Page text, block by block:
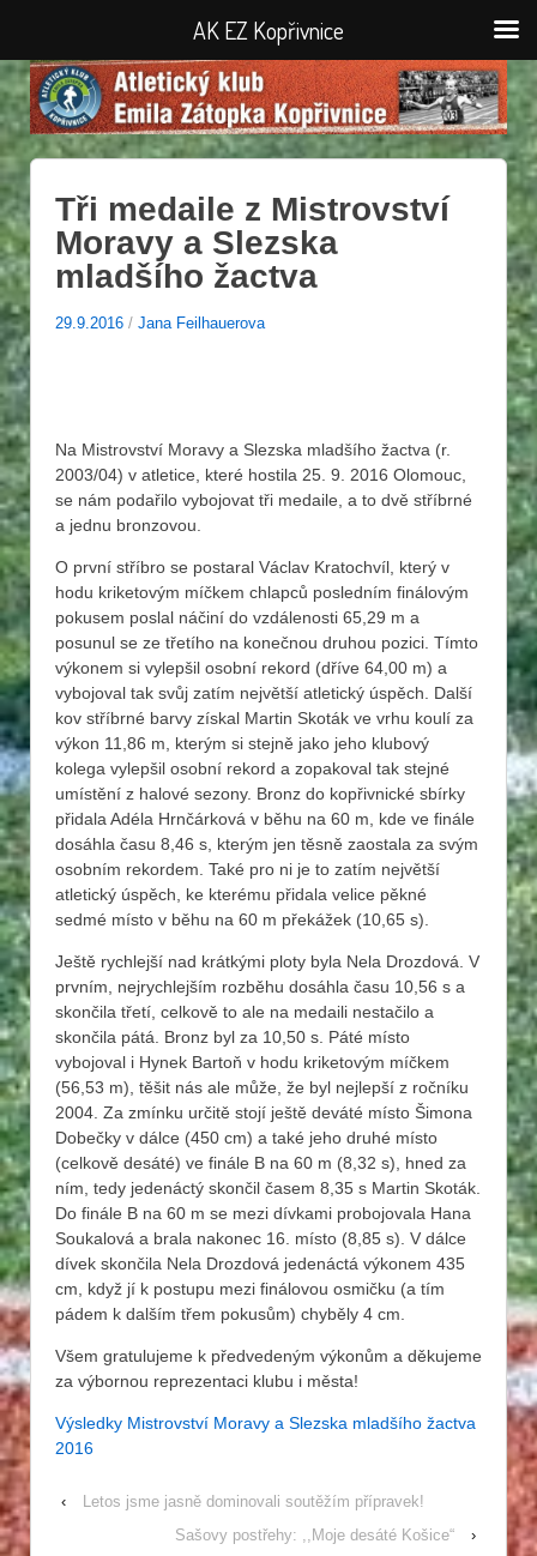
Tři medaile z Mistrovství
Moravy a Slezska
mladšího žactva
29.9.2016 / Jana Feilhauerova
Na Mistrovství Moravy a Slezska mladšího žactva (r.
2003/04) v atletice, které hostila 25. 9. 2016 Olomouc,
se nám podařilo vybojovat tři medaile, a to dvě stříbrné
a jednu bronzovou.
O první stříbro se postaral Václav Kratochvíl, který v
hodu kriketovým míčkem chlapců posledním finálovým
pokusem poslal náčiní do vzdálenosti 65,29 m a
posunul se ze třetího na konečnou druhou pozici. Tímto
výkonem si vylepšil osobní rekord (dříve 64,00 m) a
vybojoval tak svůj zatím největší atletický úspěch. Další
kov stříbrné barvy získal Martin Skoták ve vrhu koulí za
výkon 11,86 m, kterým si stejně jako jeho klubový
kolega vylepšil osobní rekord a zopakoval tak stejné
umístění z halové sezony. Bronz do kopřivnické sbírky
přidala Adéla Hrnčárková v běhu na 60 m, kde ve finále
dosáhla času 8,46 s, kterým jen těsně zaostala za svým
osobním rekordem. Také pro ni je to zatím největší
atletický úspěch, ke kterému přidala velice pěkné
sedmé místo v běhu na 60 m překážek (10,65 s).
Ještě rychlejší nad krátkými ploty byla Nela Drozdová. V
prvním, nejrychlejším rozběhu dosáhla času 10,56 s a
skončila třetí, celkově to ale na medaili nestačilo a
skončila pátá. Bronz byl za 10,50 s. Páté místo
vybojoval i Hynek Bartoň v hodu kriketovým míčkem
(56,53 m), těšit nás ale může, že byl nejlepší z ročníku
2004. Za zmínku určitě stojí ještě deváté místo Šimona
Dobečky v dálce (450 cm) a také jeho druhé místo
(celkově desáté) ve finále B na 60 m (8,32 s), hned za
ním, tedy jedenáctý skončil časem 8,35 s Martin Skoták.
Do finále B na 60 m se mezi dívkami probojovala Hana
Soukalová a brala nakonec 16. místo (8,85 s). V dálce
dívek skončila Nela Drozdová jedenáctá výkonem 435
cm, když jí k postupu mezi finálovou osmičku (a tím
pádem k dalším třem pokusům) chyběly 4 cm.
Všem gratulujeme k předvedeným výkonům a děkujeme
za výbornou reprezentaci klubu i města!
Výsledky Mistrovství Moravy a Slezska mladšího žactva
2016
‹
Letos jsme jasně dominovali soutěžím přípravek!
Sašovy postřehy: ,,Moje desáté Košice“
›
AK EZ Kopřivnice